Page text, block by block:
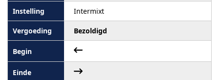
Intermixt
Bezoldigd